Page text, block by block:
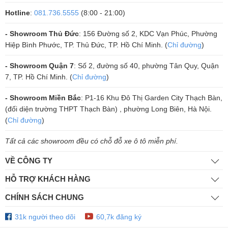
Siêu phẩmmicro Vatasa T10
cao cấp chuyên nghiệp dành cho KTV
công nghệ luôn dẫn đầu trong lĩnh vực sản xuất các sản phẩm điện tử
như Cục đẩy công suất, mixer, micro, Equailize..... Nên tất cả các sản
hàng đầu hiện nay, mẫu mã thiết kế độc quyền, hiện đại. Sản phẩm
khi nó được áp dụng rất nhiều công nghệ cốt lõi và độ bền ổn định
theo thời gian. Đây có lẽ là bộ micro không dây tốt nhất trong phân
khúc hiện tại so với các mẫu micro đang có mặt trên thị trường.
Hotline: 081.736.5555 (8:00 - 21:00)
- Showroom Thủ Đức: 156 Đường số 2, KDC Vạn Phúc, Phường
Hiệp Bình Phước, TP. Thủ Đức, TP. Hồ Chí Minh. (Chỉ đường)
- Showroom Quận 7: Số 2, đường số 40, phường Tân Quy, Quận
7, TP. Hồ Chí Minh. (Chỉ đường)
- Showroom Miền Bắc: P1-16 Khu Đô Thị Garden City Thạch Bàn,
(đối diện trường THPT Thạch Bàn) , phường Long Biên, Hà Nội.
(Chỉ đường)
Tất cả các showroom đều có chỗ đỗ xe ô tô miễn phí.
VỀ CÔNG TY
HỖ TRỢ KHÁCH HÀNG
CHÍNH SÁCH CHUNG
31k người theo dõi 60,7k đăng ký